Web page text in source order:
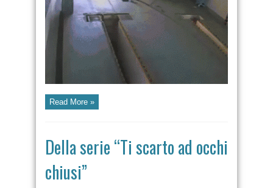
Read More »
Della serie “Ti scarto ad occhi
chiusi”